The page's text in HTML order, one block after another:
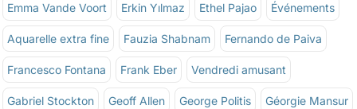
Emma Vande Voort Erkin Yılmaz Ethel Pajao Événements
Aquarelle extra fine Fauzia Shabnam Fernando de Paiva
Francesco Fontana Frank Eber Vendredi amusant
Gabriel Stockton Geoff Allen George Politis Géorgie Mansur